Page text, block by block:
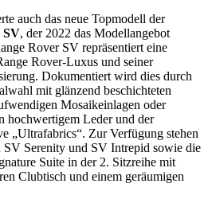
auch das neue Topmodell der
SV, der 2022 das Modellangebot
Rover SV repräsentiert eine
Rover-Luxus und seiner
Dokumentiert wird dies durch
mit glänzend beschichteten
Mosaikeinlagen oder
hochwertigem Leder und der
„Ultrafabrics“. Zur Verfügung stehen
SV Serenity und SV Intrepid sowie die
Suite in der 2. Sitzreihe mit
Clubtisch und einem geräumigen